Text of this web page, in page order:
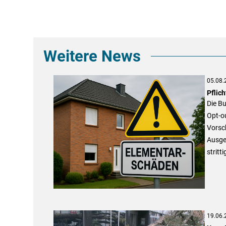
Weitere News
Die
Opt-